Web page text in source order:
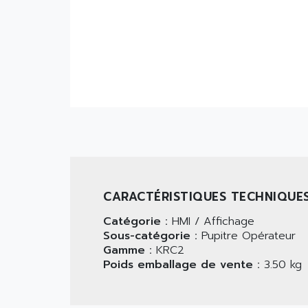
CARACTÉRISTIQUES
Catégorie : HMI / Affichage
Sous-catégorie : Pupitre Opérateur
Gamme : KRC2
Poids emballage de vente : 3.50 kg